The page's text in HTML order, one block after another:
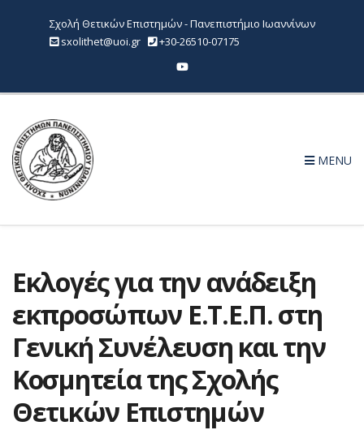
Σχολή Θετικών Επιστημών - Πανεπιστήμιο Ιωαννίνων
sxolithet@uoi.gr
+30-26510-07175
MENU
Εκλογές για την ανάδειξη
εκπροσώπων Ε.Τ.Ε.Π. στη
Γενική Συνέλευση και την
Κοσμητεία της Σχολής
Θετικών Επιστημών